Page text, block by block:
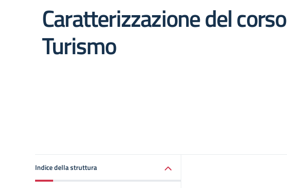
Caratterizzazione del corso
Turismo
Indice della struttura